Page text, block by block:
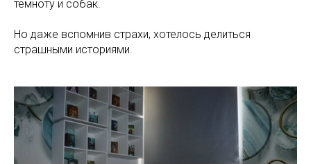
темноту и собак.
Но даже вспомнив страхи, хотелось делиться
страшными историями.